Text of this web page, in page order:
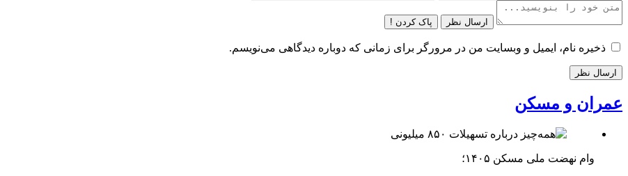
ارسال نظر پاک کردن !
ذخیره نام، ایمیل و وبسایت من در مرورگر برای زمانی که دوباره دیدگاهی می‌نویسم.
عمران و مسکن
وام نهضت ملی مسکن ۱۴۰۵؛